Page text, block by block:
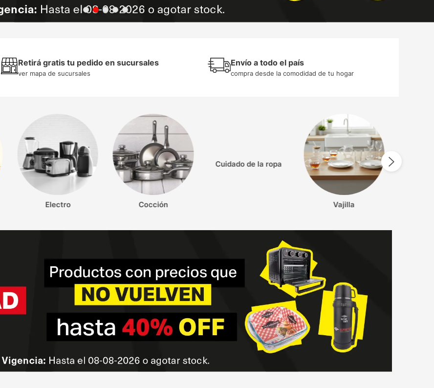
Retirá gratis tu pedido en sucursales
ver mapa de sucursales
Envío a todo el país
compra desde la comodidad de tu hogar
cocción
cuidado de la ropa limpieza